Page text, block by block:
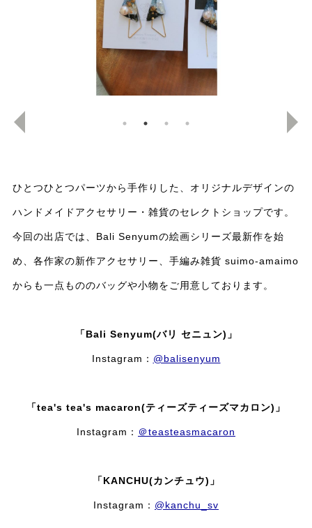
ひとつひとつパーツから手作りした、オリジナルデザインの
ハンドメイドアクセサリー・雑貨のセレクトショップです。
今回の出店では、Bali Senyumの絵画シリーズ最新作を始
め、各作家の新作アクセサリー、手編み雑貨 suimo-amaimo
からも一点もののバッグや小物をご用意しております。
「Bali Senyum(バリ セニュン)」
Instagram： @balisenyum
「tea's tea's macaron(ティーズティーズマカロン) 」
Instagram： ＠teasteasmacaron
「KANCHU(カンチュウ)」
Instagram： @kanchu_sv